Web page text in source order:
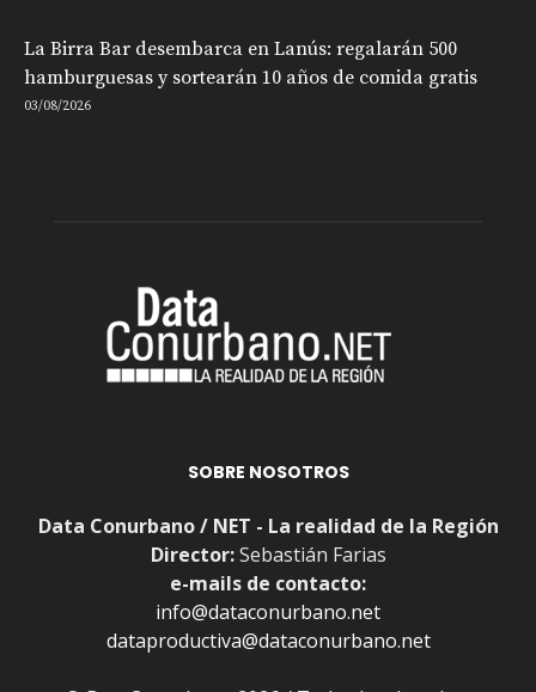
La Birra Bar desembarca en Lanús: regalarán 500
hamburguesas y sortearán 10 años de comida gratis
03/08/2026
SOBRE NOSOTROS
Data Conurbano / NET - La realidad de la Región
Director:Sebastián Farias
e-mails de contacto:
info@dataconurbano.net
dataproductiva@dataconurbano.net